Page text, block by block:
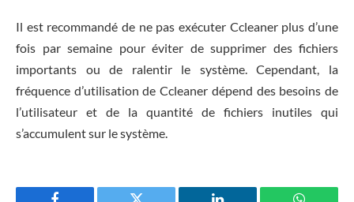
Il est recommandé de ne pas exécuter Ccleaner plus d’une
fois par semaine pour éviter de supprimer des fichiers
importants ou de ralentir le système. Cependant, la
fréquence d’utilisation de Ccleaner dépend des besoins de
l’utilisateur et de la quantité de fichiers inutiles qui
s’accumulent sur le système.